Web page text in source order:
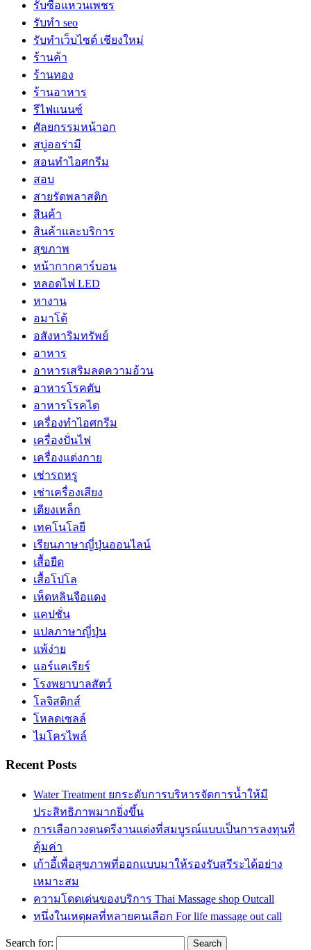
รับซื้อแหวนเพชร
รับทำ seo
รับทำเว็บไซต์ เชียงใหม่
ร้านค้า
ร้านทอง
ร้านอาหาร
รีไฟแนนซ์
ศัลยกรรมหน้าอก
สบู่ออร่ามี
สอนทำไอศกรีม
สอบ
สายรัดพลาสติก
สินค้า
สินค้าและบริการ
สุขภาพ
หน้ากากคาร์บอน
หลอดไฟ LED
หางาน
อมาโด้
อสังหาริมทรัพย์
อาหาร
อาหารเสริมลดความอ้วน
อาหารโรคตับ
อาหารโรคไต
เครื่องทำไอศกรีม
เครื่องปั่นไฟ
เครื่องแต่งกาย
เช่ารถหรู
เช่าเครื่องเสียง
เตียงเหล็ก
เทคโนโลยี
เรียนภาษาญี่ปุ่นออนไลน์
เสื้อยืด
เสื้อโปโล
เห็ดหลินจือแดง
แคปชั่น
แปลภาษาญี่ปุ่น
แพ้ง่าย
แอร์แคเรียร์
โรงพยาบาลสัตว์
โลจิสติกส์
โหลดเซลล์
ไมโครไพล์
Recent Posts
Water Treatment ยกระดับการบริหารจัดการน้ำให้มี
ประสิทธิภาพมากยิ่งขึ้น
การเลือกวงดนตรีงานแต่งที่สมบูรณ์แบบเป็นการลงทุนที่
คุ้มค่า
เก้าอี้เพื่อสุขภาพที่ออกแบบมาให้รองรับสรีระได้อย่าง
เหมาะสม
ความโดดเด่นของบริการ Thai Massage shop Outcall
หนึ่งในเหตุผลที่หลายคนเลือก For life massage out call
Search for: